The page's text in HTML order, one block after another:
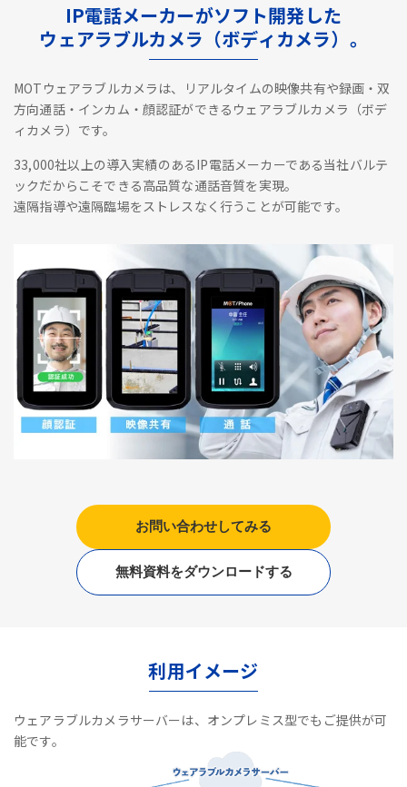
IP電話メーカーがソフト開発した
ウェアラブルカメラ（ボディカメラ）。
MOTウェアラブルカメラは、リアルタイムの映像共有や録画・双
方向通話・インカム・顔認証ができるウェアラブルカメラ（ボデ
ィカメラ）です。
33,000社以上の導入実績のあるIP電話メーカーである当社バルテ
ックだからこそできる高品質な通話音質を実現。
遠隔指導や遠隔臨場をストレスなく行うことが可能です。
お問い合わせしてみる
無料資料をダウンロードする
利用イメージ
ウェアラブルカメラサーバーは、オンプレミス型でもご提供が可
能です。